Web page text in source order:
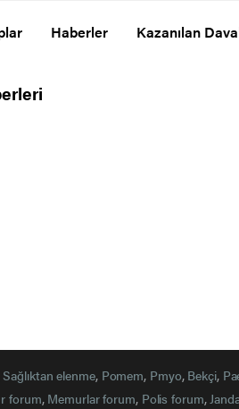
Haberler Kazanılan
Sağlıktan elenme, Pomem, Pmyo, Bekçi,
forum, Memurlar forum, Polis forum,